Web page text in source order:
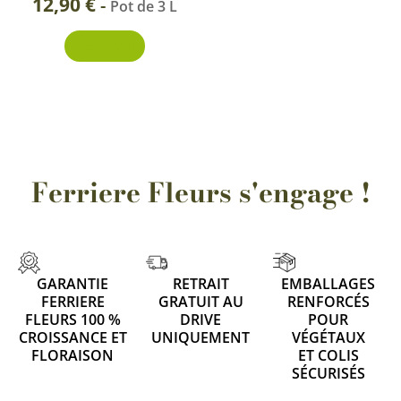
Pot de 3 L
Ferriere Fleurs s'engage !
GARANTIE
FERRIERE
FLEURS 100 %
CROISSANCE ET
FLORAISON
RETRAIT
GRATUIT AU
DRIVE
UNIQUEMENT
EMBALLAGES
RENFORCÉS
POUR
VÉGÉTAUX
ET COLIS
SÉCURISÉS